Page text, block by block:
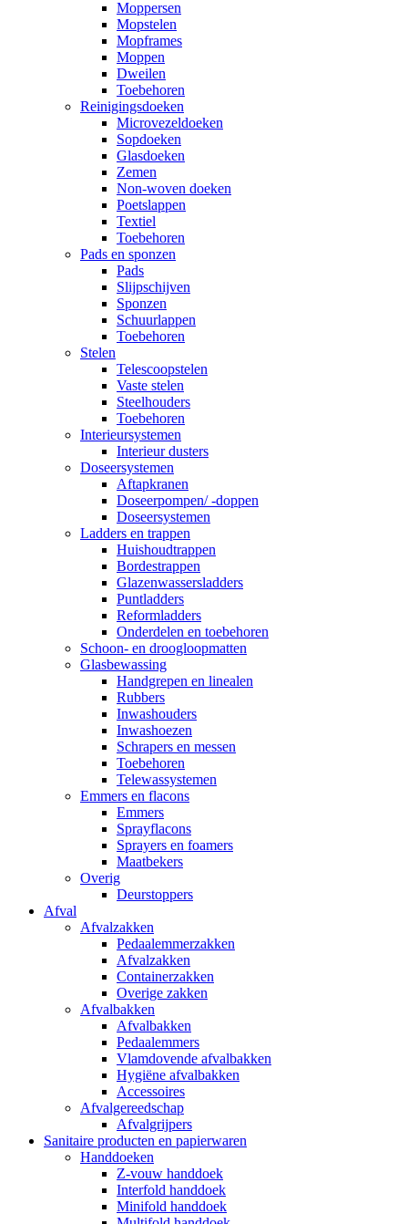
Moppersen
Mopstelen
Mopframes
Moppen
Dweilen
Toebehoren
Reinigingsdoeken
Microvezeldoeken
Sopdoeken
Glasdoeken
Zemen
Non-woven doeken
Poetslappen
Textiel
Toebehoren
Pads en sponzen
Pads
Slijpschijven
Sponzen
Schuurlappen
Toebehoren
Stelen
Telescoopstelen
Vaste stelen
Steelhouders
Toebehoren
Interieursystemen
Interieur dusters
Doseersystemen
Aftapkranen
Doseerpompen/ -doppen
Doseersystemen
Ladders en trappen
Huishoudtrappen
Bordestrappen
Glazenwassersladders
Puntladders
Reformladders
Onderdelen en toebehoren
Schoon- en droogloopmatten
Glasbewassing
Handgrepen en linealen
Rubbers
Inwashouders
Inwashoezen
Schrapers en messen
Toebehoren
Telewassystemen
Emmers en flacons
Emmers
Sprayflacons
Sprayers en foamers
Maatbekers
Overig
Deurstoppers
Afval
Afvalzakken
Pedaalemmerzakken
Afvalzakken
Containerzakken
Overige zakken
Afvalbakken
Afvalbakken
Pedaalemmers
Vlamdovende afvalbakken
Hygiëne afvalbakken
Accessoires
Afvalgereedschap
Afvalgrijpers
Sanitaire producten en papierwaren
Handdoeken
Z-vouw handdoek
Interfold handdoek
Minifold handdoek